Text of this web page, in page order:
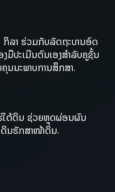
ກິລາ ຮ່ວມກັບລັດຖະບານອົດ
ງມືປະເມີນຕົນເອງສຳລັບຄູຊັ້ນ
ນນະພາບການສຶກສາ.
ໃຕ້ດິນ ຊ່ວຍຫຼຸດຜ່ອນຜົນ
ນຮັກສາໜ້າດິນ.